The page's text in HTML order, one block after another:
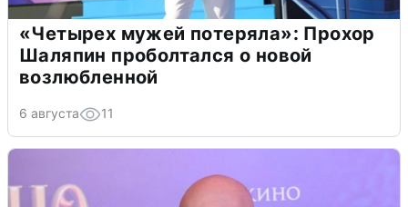
«Четырех мужей потеряла»: Прохор
Шаляпин проболтался о новой
возлюбленной
6 августа 11